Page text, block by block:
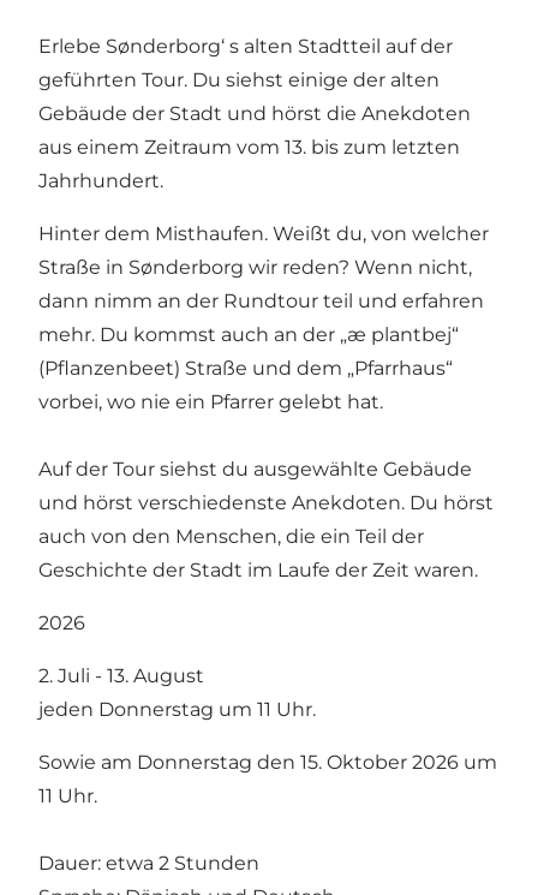
Erlebe Sønderborg‘ s alten Stadtteil auf der
geführten Tour. Du siehst einige der alten
Gebäude der Stadt und hörst die Anekdoten
aus einem Zeitraum vom 13. bis zum letzten
Jahrhundert.
Hinter dem Misthaufen. Weißt du, von welcher
Straße in Sønderborg wir reden? Wenn nicht,
dann nimm an der Rundtour teil und erfahren
mehr. Du kommst auch an der „æ plantbej“
(Pflanzenbeet) Straße und dem „Pfarrhaus“
vorbei, wo nie ein Pfarrer gelebt hat.
Auf der Tour siehst du ausgewählte Gebäude
und hörst verschiedenste Anekdoten. Du hörst
auch von den Menschen, die ein Teil der
Geschichte der Stadt im Laufe der Zeit waren.
2026
2. Juli - 13. August
jeden Donnerstag um 11 Uhr.
Sowie am Donnerstag den 15. Oktober 2026 um
11 Uhr.
Dauer: etwa 2 Stunden